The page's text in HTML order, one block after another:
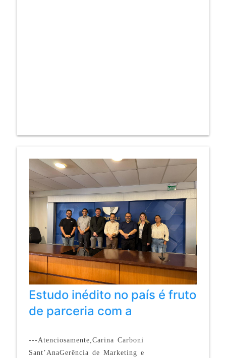
Estudo inédito no país é fruto
de parceria com a
---Atenciosamente,Carina Carboni
Sant’AnaGerência de Marketing e